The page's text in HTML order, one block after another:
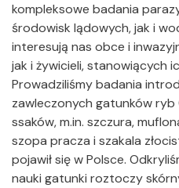
kompleksowe badania
środowisk lądowych, jak i
interesują nas obce i
jak i żywicieli, stanowiących
Prowadziliśmy badania
zawleczonych gatunków
ssaków, m.in. szczura,
szopa pracza i szakala
pojawił się w Polsce.
nauki gatunki roztoczy